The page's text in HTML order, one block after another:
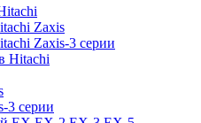
Zaxis
Zaxis-3 серии
Hitachi
3 серии